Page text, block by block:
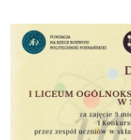
Przykładowe arkusze
Stypendia naukowe
Plan nauczania liceum 4-
Nawigacja
Archiwalna strona Szkoły
EKOSIK